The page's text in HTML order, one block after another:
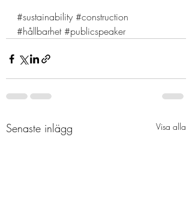
#sustainability #construction
#hållbarhet #publicspeaker
Senaste inlägg Visa alla